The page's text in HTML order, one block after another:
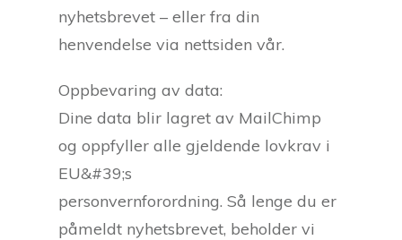
nyhetsbrevet – eller fra din
henvendelse via nettsiden vår.
Oppbevaring av data:
Dine data blir lagret av MailChimp
og oppfyller alle gjeldende lovkrav i
EU&#39;s
personvernforordning. Så lenge du er
påmeldt nyhetsbrevet, beholder vi